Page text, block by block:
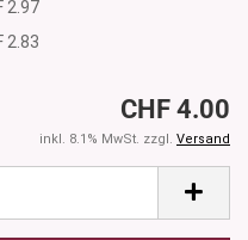
2.97
2.83
CHF 4.00
inkl. 8.1% MwSt. zzgl. Versand